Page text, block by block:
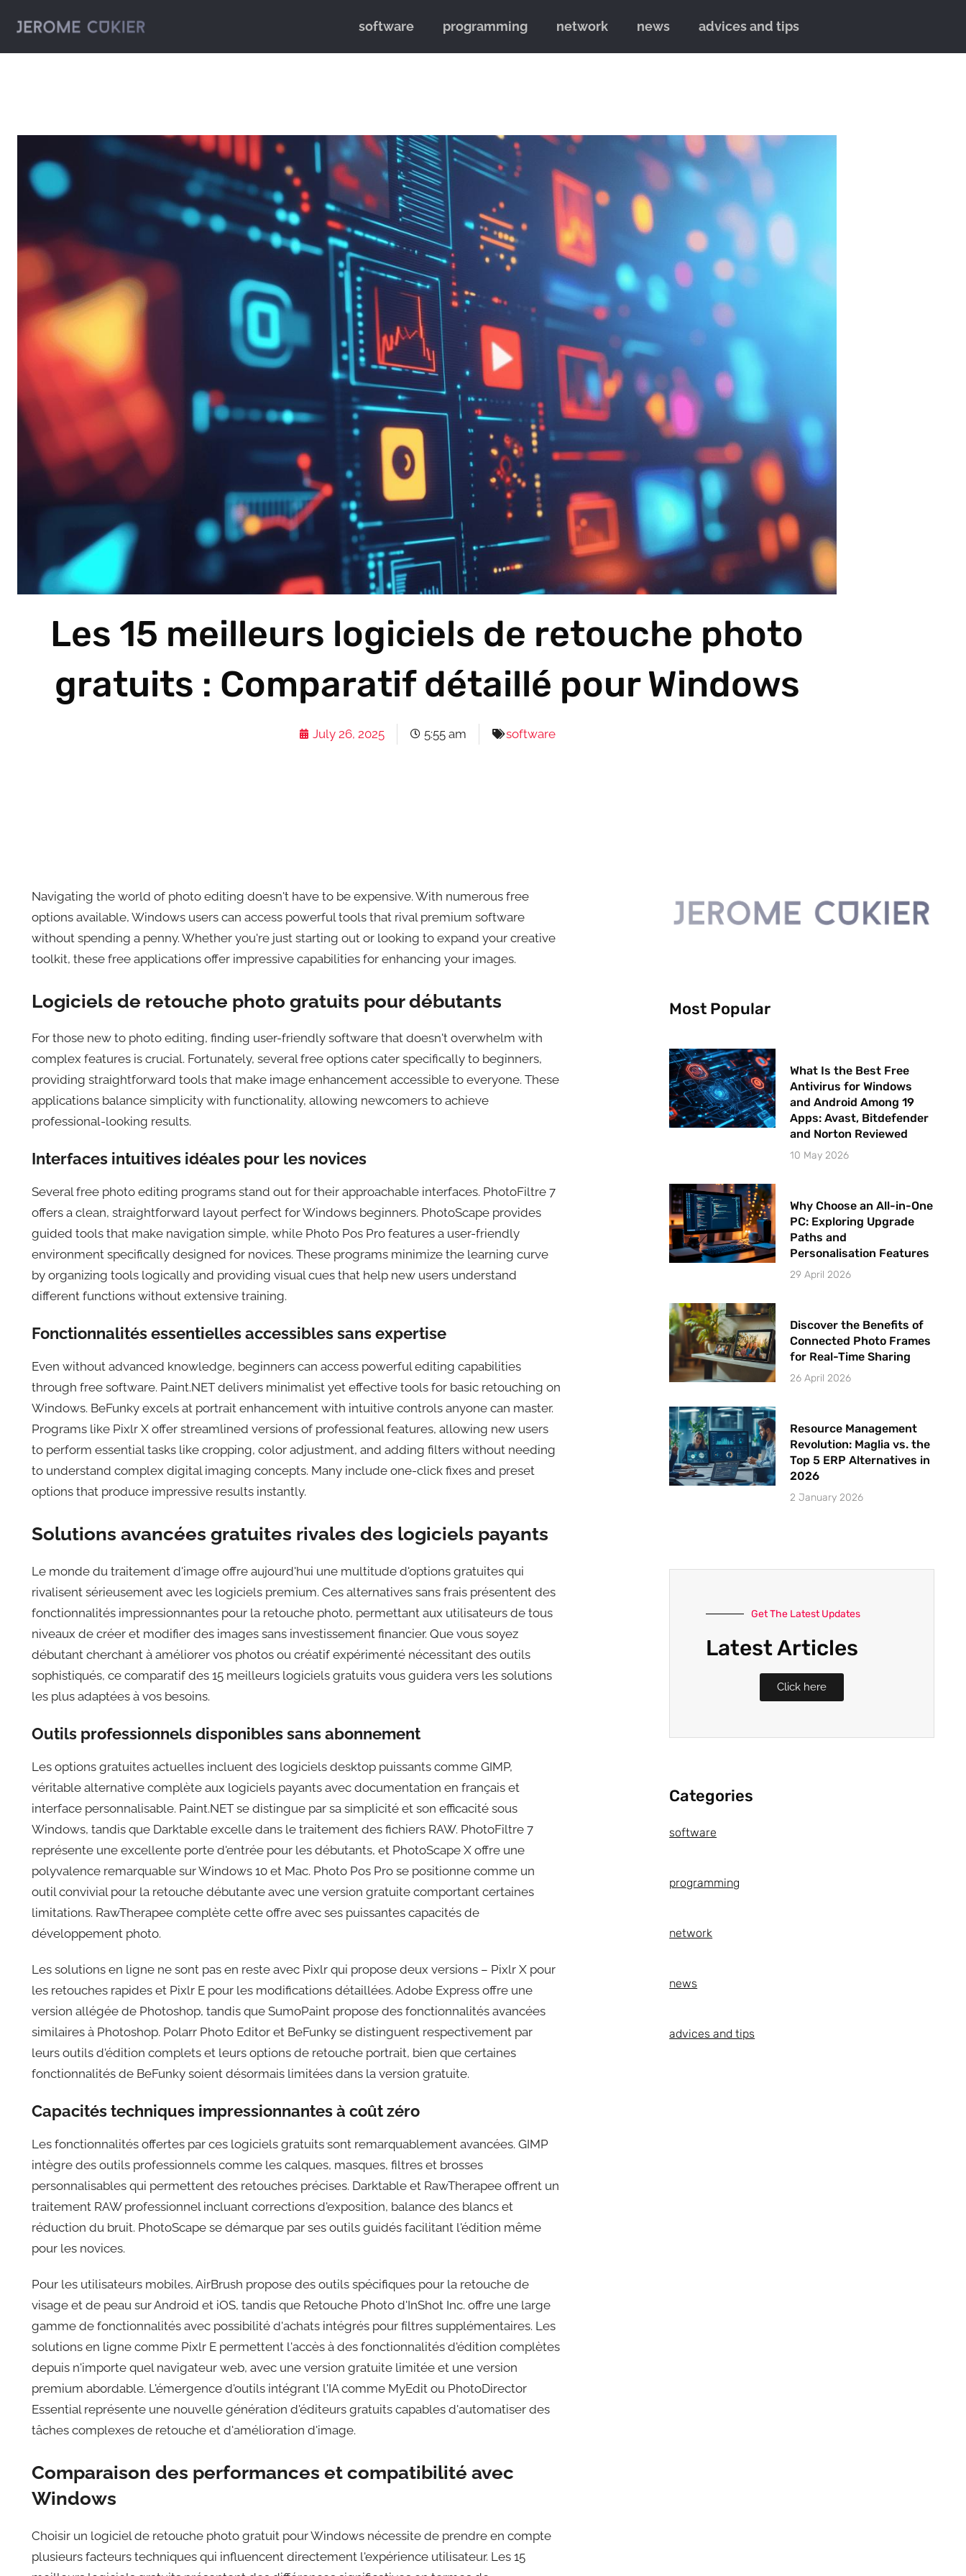
software programming network news advices and tips
Les 15 meilleurs logiciels de retouche photo
gratuits : Comparatif détaillé pour Windows
July 26, 2025 5:55 am software
Navigating the world of photo editing doesn't have to be expensive. With numerous free
options available, Windows users can access powerful tools that rival premium software
without spending a penny. Whether you're just starting out or looking to expand your creative
toolkit, these free applications offer impressive capabilities for enhancing your images.
Logiciels de retouche photo gratuits pour débutants
For those new to photo editing, finding user-friendly software that doesn't overwhelm with
complex features is crucial. Fortunately, several free options cater specifically to beginners,
providing straightforward tools that make image enhancement accessible to everyone. These
applications balance simplicity with functionality, allowing newcomers to achieve
professional-looking results.
Interfaces intuitives idéales pour les novices
Several free photo editing programs stand out for their approachable interfaces. PhotoFiltre 7
offers a clean, straightforward layout perfect for Windows beginners. PhotoScape provides
guided tools that make navigation simple, while Photo Pos Pro features a user-friendly
environment specifically designed for novices. These programs minimize the learning curve
by organizing tools logically and providing visual cues that help new users understand
different functions without extensive training.
Fonctionnalités essentielles accessibles sans expertise
Even without advanced knowledge, beginners can access powerful editing capabilities
through free software. Paint.NET delivers minimalist yet effective tools for basic retouching on
Windows. BeFunky excels at portrait enhancement with intuitive controls anyone can master.
Programs like Pixlr X offer streamlined versions of professional features, allowing new users
to perform essential tasks like cropping, color adjustment, and adding filters without needing
to understand complex digital imaging concepts. Many include one-click fixes and preset
options that produce impressive results instantly.
Solutions avancées gratuites rivales des logiciels payants
Le monde du traitement d'image offre aujourd'hui une multitude d'options gratuites qui
rivalisent sérieusement avec les logiciels premium. Ces alternatives sans frais présentent des
fonctionnalités impressionnantes pour la retouche photo, permettant aux utilisateurs de tous
niveaux de créer et modifier des images sans investissement financier. Que vous soyez
débutant cherchant à améliorer vos photos ou créatif expérimenté nécessitant des outils
sophistiqués, ce comparatif des 15 meilleurs logiciels gratuits vous guidera vers les solutions
les plus adaptées à vos besoins.
Outils professionnels disponibles sans abonnement
Les options gratuites actuelles incluent des logiciels desktop puissants comme GIMP,
véritable alternative complète aux logiciels payants avec documentation en français et
interface personnalisable. Paint.NET se distingue par sa simplicité et son efficacité sous
Windows, tandis que Darktable excelle dans le traitement des fichiers RAW. PhotoFiltre 7
représente une excellente porte d'entrée pour les débutants, et PhotoScape X offre une
polyvalence remarquable sur Windows 10 et Mac. Photo Pos Pro se positionne comme un
outil convivial pour la retouche débutante avec une version gratuite comportant certaines
limitations. RawTherapee complète cette offre avec ses puissantes capacités de
développement photo.
Les solutions en ligne ne sont pas en reste avec Pixlr qui propose deux versions – Pixlr X pour
les retouches rapides et Pixlr E pour les modifications détaillées. Adobe Express offre une
version allégée de Photoshop, tandis que SumoPaint propose des fonctionnalités avancées
similaires à Photoshop. Polarr Photo Editor et BeFunky se distinguent respectivement par
leurs outils d'édition complets et leurs options de retouche portrait, bien que certaines
fonctionnalités de BeFunky soient désormais limitées dans la version gratuite.
Capacités techniques impressionnantes à coût zéro
Les fonctionnalités offertes par ces logiciels gratuits sont remarquablement avancées. GIMP
intègre des outils professionnels comme les calques, masques, filtres et brosses
personnalisables qui permettent des retouches précises. Darktable et RawTherapee offrent un
traitement RAW professionnel incluant corrections d'exposition, balance des blancs et
réduction du bruit. PhotoScape se démarque par ses outils guidés facilitant l'édition même
pour les novices.
Pour les utilisateurs mobiles, AirBrush propose des outils spécifiques pour la retouche de
visage et de peau sur Android et iOS, tandis que Retouche Photo d'InShot Inc. offre une large
gamme de fonctionnalités avec possibilité d'achats intégrés pour filtres supplémentaires. Les
solutions en ligne comme Pixlr E permettent l'accès à des fonctionnalités d'édition complètes
depuis n'importe quel navigateur web, avec une version gratuite limitée et une version
premium abordable. L'émergence d'outils intégrant l'IA comme MyEdit ou PhotoDirector
Essential représente une nouvelle génération d'éditeurs gratuits capables d'automatiser des
tâches complexes de retouche et d'amélioration d'image.
Comparaison des performances et compatibilité avec
Windows
Choisir un logiciel de retouche photo gratuit pour Windows nécessite de prendre en compte
plusieurs facteurs techniques qui influencent directement l'expérience utilisateur. Les 15
Most Popular
What Is the Best Free
Antivirus for Windows
and Android Among 19
Apps: Avast, Bitdefender
and Norton Reviewed
10 May 2026
Why Choose an All-in-One
PC: Exploring Upgrade
Paths and
Personalisation Features
29 April 2026
Discover the Benefits of
Connected Photo Frames
for Real-Time Sharing
26 April 2026
Resource Management
Revolution: Maglia vs. the
Top 5 ERP Alternatives in
2026
2 January 2026
Get The Latest Updates
Latest Articles
Click here
Categories
software
programming
network
news
advices and tips